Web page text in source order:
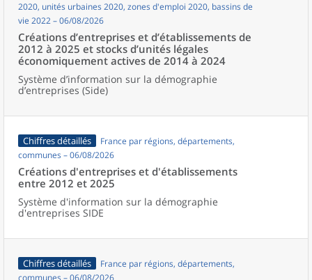
2020, unités urbaines 2020, zones d'emploi 2020, bassins de
vie 2022 – 06/08/2026
Créations d’entreprises et d’établissements de
2012 à 2025 et stocks d’unités légales
économiquement actives de 2014 à 2024
Système d’information sur la démographie
d’entreprises (Side)
Chiffres détaillés
France par régions, départements,
communes – 06/08/2026
Créations d'entreprises et d'établissements
entre 2012 et 2025
Système d'information sur la démographie
d'entreprises SIDE
Chiffres détaillés
France par régions, départements,
communes – 06/08/2026